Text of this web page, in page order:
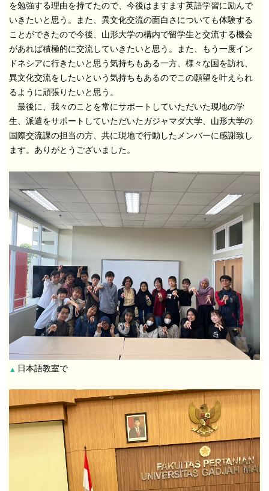
を勉強する理由を持てたので、今後はますます英語学習に励んで
いきたいと思う。また、異文化交流の面白さについても体験する
ことができたので今後、山形大学の構内で留学生と交流する機会
があれば積極的に交流していきたいと思う。また、もう一度イン
ドネシアに行きたいと思う気持ちもある一方、様々な国を訪れ、
異文化交流をしたいという気持ちもあるのでこの願望を叶えられ
るように頑張りたいと思う。
最後に、我々のことを常にサポートしていただいた現地の学
生、派遣をサポートしていただいたガジャマダ大学、山形大学の
国際交流課の担当の方、共に現地で行動したメンバーに感謝致し
ます。ありがとうございました。
▲ 日本語教室で